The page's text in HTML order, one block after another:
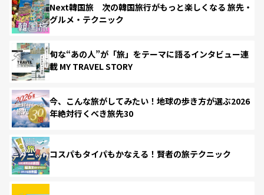
Next韓国旅 次の韓国旅行がもっと楽しくなる 旅先・
グルメ・テクニック
旬な“あの人”が「旅」をテーマに語るインタビュー連
載 MY TRAVEL STORY
今、こんな旅がしてみたい！地球の歩き方が選ぶ2026
年絶対行くべき旅先30
コスパもタイパもかなえる！賢者の旅テクニック